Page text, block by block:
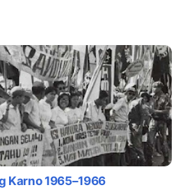
Karno 1965–1966